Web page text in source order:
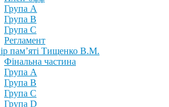
Група А
Група В
Група С
Регламент
пам’яті Тищенко В.М.
Фінальна частина
Група А
Група В
Група С
Група D